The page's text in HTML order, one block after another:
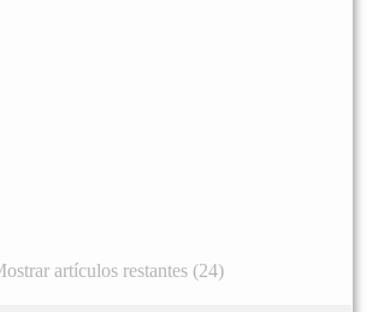
artículos restantes (24)